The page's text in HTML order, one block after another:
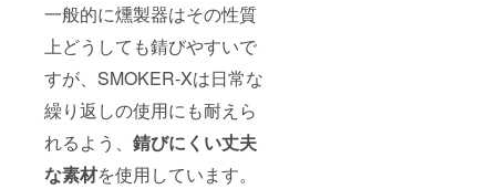
一般的に燻製器はその性質
上どうしても錆びやすいで
すが、SMOKER-Xは日常な
繰り返しの使用にも耐えら
れるよう、 錆びにくい丈夫
な素材を使用しています。